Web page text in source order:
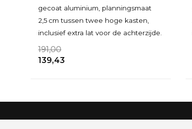
gecoat aluminium, planningsmaat
2,5 cm tussen twee hoge kasten,
inclusief extra lat voor de achterzijde.
191,00
139,43